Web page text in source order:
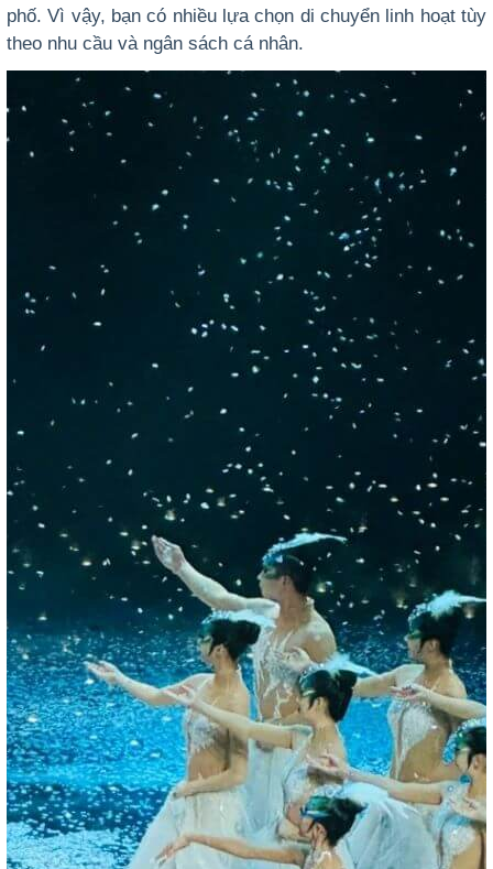
phố. Vì vậy, bạn có nhiều lựa chọn di chuyển linh hoạt tùy
theo nhu cầu và ngân sách cá nhân.